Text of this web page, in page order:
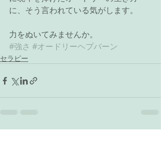
に、そう言われている気がします。
力をぬいてみませんか。
#強さ #オードリーヘプバーン
セラピー